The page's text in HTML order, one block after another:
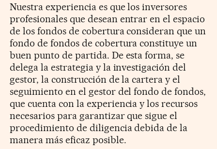
Nuestra experiencia es que los inversores
profesionales que desean entrar en el espacio
de los fondos de cobertura consideran que un
fondo de fondos de cobertura constituye un
buen punto de partida. De esta forma, se
delega la estrategia y la investigación del
gestor, la construcción de la cartera y el
seguimiento en el gestor del fondo de fondos,
que cuenta con la experiencia y los recursos
necesarios para garantizar que sigue el
procedimiento de diligencia debida de la
manera más eficaz posible.